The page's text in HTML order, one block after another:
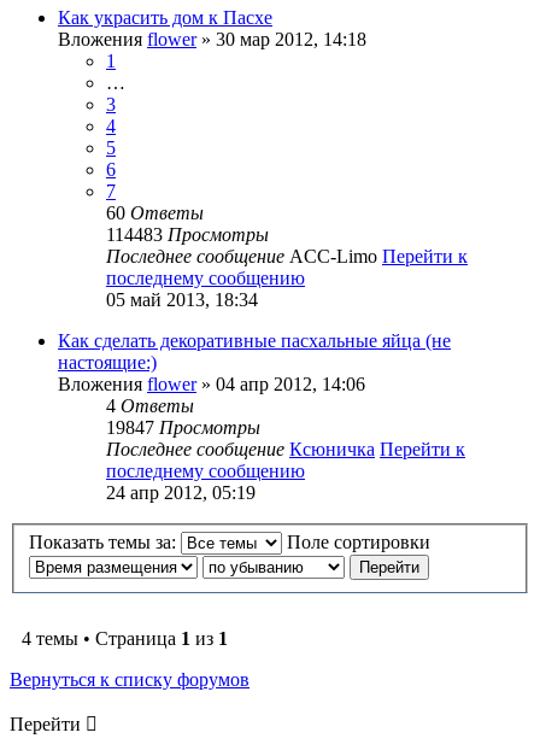
Как украсить дом к Пасхе
Вложения flower» 30 мар 2012, 14:18
1
…
3
4
5
6
7
60 Ответы
114483 Просмотры
Последнее сообщение ACC-Limo Перейти к
последнему сообщению
05 май 2013, 18:34
Как сделать декоративные пасхальные яйца (не
настоящие:)
Вложения flower» 04 апр 2012, 14:06
4 Ответы
19847 Просмотры
Последнее сообщение Ксюничка Перейти к
последнему сообщению
24 апр 2012, 05:19
Показать темы за: Поле сортировки
4 темы • Страница 1 из 1
Вернуться к списку форумов
Перейти